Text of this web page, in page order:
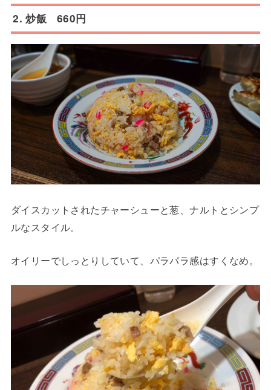
2. 炒飯 660円
ダイスカットされたチャーシューと葱、ナルトとシンプ
ルなスタイル。
オイリーでしっとりしていて、パラパラ感はすくなめ。